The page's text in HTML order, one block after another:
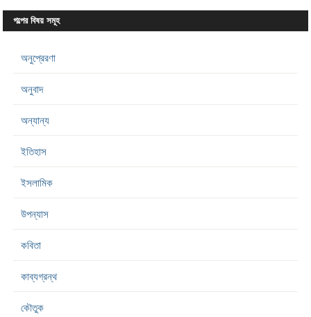
গল্পের বিষয় সমূহ
অনুপ্রেরণা
অনুবাদ
অন্যান্য
ইতিহাস
ইসলামিক
উপন্যাস
কবিতা
কাব্যগ্রন্থ
কৌতুক